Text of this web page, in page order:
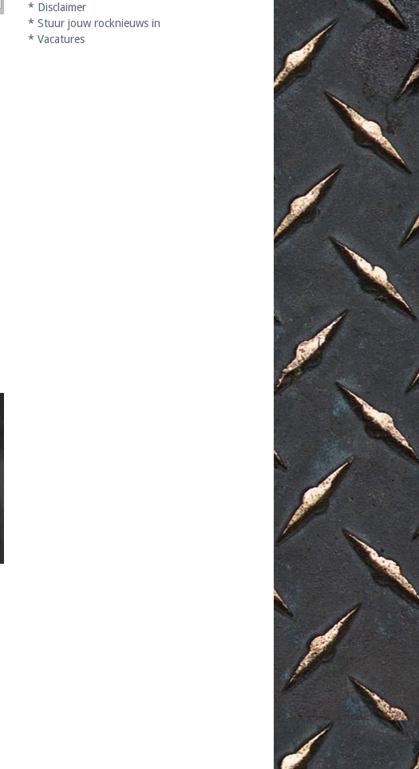
* Disclaimer
*Stuur jouw rocknieuws in
*Vacatures